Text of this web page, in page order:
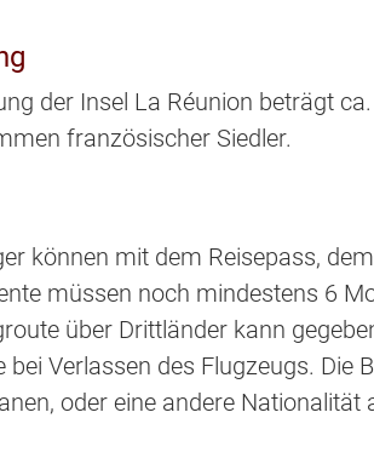
der Insel La Réunion beträgt
französischer Siedler.
können mit dem Reisepass,
müssen noch mindestens 6
über Drittländer kann
bei Verlassen des Flugzeugs.
oder eine andere